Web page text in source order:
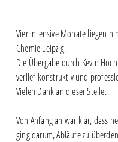
Vier intensive Monate liegen
Chemie Leipzig.
Die Übergabe durch Kevin
verlief konstruktiv und
Vielen Dank an dieser Stelle.
Von Anfang an war klar, dass
ging darum, Abläufe zu